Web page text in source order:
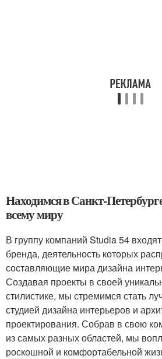
Находимся в Санкт-
всему миру
В группу компаний Studia 54
бренда, деятельность которых
составляющие мира дизайна
Создавая проекты в своей
стилистике, мы стремимся стать
студией дизайна интерьеров и
проектирования. Собрав в свою
из самых разных областей, мы
роскошной и комфортабельной